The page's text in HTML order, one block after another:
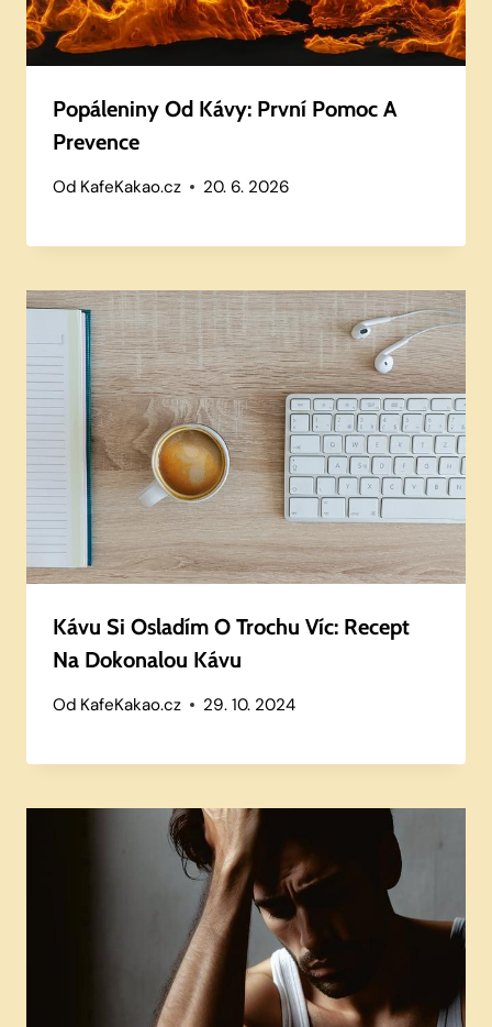
Popáleniny Od Kávy: První Pomoc A
Prevence
Od KafeKakao.cz 20. 6. 2026
Kávu Si Osladím O Trochu Víc: Recept
Na Dokonalou Kávu
Od KafeKakao.cz 29. 10. 2024